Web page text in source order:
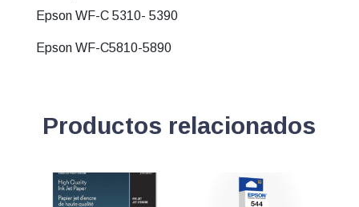
Epson WF-C 5310- 5390
Epson WF-C5810-5890
Productos relacionados